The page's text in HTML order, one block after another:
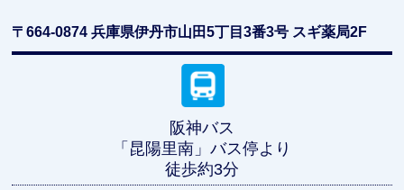
〒664-0874兵庫県伊丹市山田5丁目3番3号 スギ薬局2F
阪神バス
「昆陽里南」バス停より
徒歩約3分